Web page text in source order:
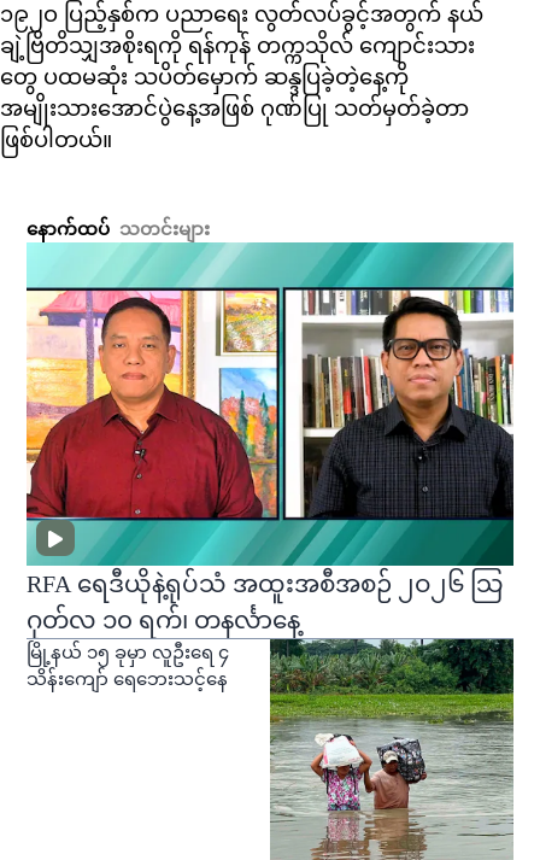
၁၉၂ဝ ပြည့်နှစ်က ပညာရေး လွတ်လပ်ခွင့်အတွက် နယ်
ချဲ့ဗြိတိသျှအစိုးရကို ရန်ကုန် တက္ကသိုလ် ကျောင်းသား
တွေ ပထမဆုံး သပိတ်မှောက် ဆန္ဒပြခဲ့တဲ့နေ့ကို
အမျိုးသားအောင်ပွဲနေ့အဖြစ် ဂုဏ်ပြု သတ်မှတ်ခဲ့တာ
ဖြစ်ပါတယ်။
နောက်ထပ် သတင်းများ
RFA ရေဒီယိုနဲ့ရုပ်သံ အထူးအစီအစဉ် ၂ဝ၂၆ သြ
ဂုတ်လ ၁၀ ရက်၊ တနင်္လာနေ့
မြို့နယ် ၁၅ ခုမှာ လူဦးရေ ၄
သိန်းကျော် ရေဘေးသင့်နေ